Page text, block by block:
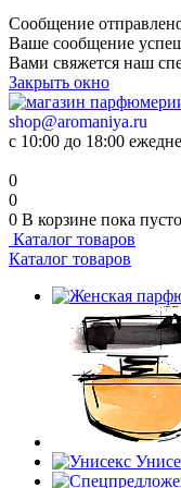
Сообщение
Ваше сообщение
Вами свяжется наш
Закрыть окно
shop@aromaniya.ru
с 10:00 до 18:00
0
0
0 В корзине пока пусто
Каталог товаров
Каталог товаров